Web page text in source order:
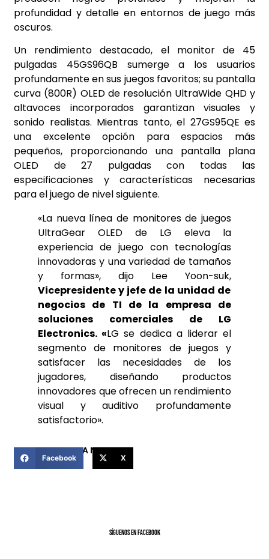
profundidad y detalle en entornos de juego más
oscuros.
Un rendimiento destacado, el monitor de 45
pulgadas 45GS96QB sumerge a los usuarios
profundamente en sus juegos favoritos; su pantalla
curva (800R) OLED de resolución UltraWide QHD y
altavoces incorporados garantizan visuales y
sonido realistas. Mientras tanto, el 27GS95QE es
una excelente opción para espacios más
pequeños, proporcionando una pantalla plana
OLED de 27 pulgadas con todas las
especificaciones y características necesarias
para el juego de nivel siguiente.
«La nueva línea de monitores de juegos
UltraGear OLED de LG eleva la
experiencia de juego con tecnologías
innovadoras y una variedad de tamaños
y formas», dijo Lee Yoon-suk,
Vicepresidente y jefe de la unidad de
negocios de TI de la empresa de
soluciones comerciales de LG
Electronics. «LG se dedica a liderar el
segmento de monitores de juegos y
satisfacer las necesidades de los
jugadores, diseñando productos
innovadores que ofrecen un rendimiento
visual y auditivo profundamente
satisfactorio».
COMPARTIR ESTA NOTICIA
Facebook X
SíGUENOS EN FACEBOOK